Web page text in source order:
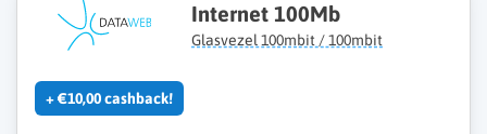
Internet 100Mb
Glasvezel 100mbit / 100mbit
+ €10,00 cashback!